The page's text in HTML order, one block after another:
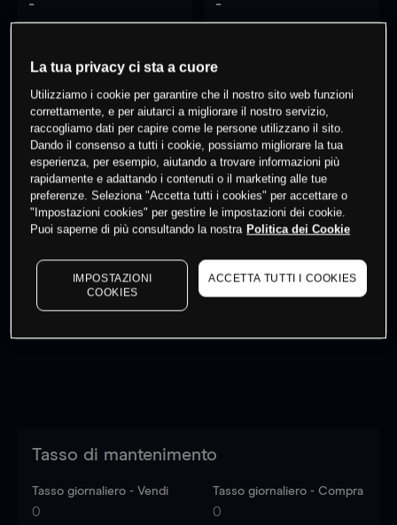
- -
% dei clienti hanno posizioni
questo prodotto
Fai trading
I prezzi sono solo indicativi. Accediper vedere gli ultimi
dati di mercato
to see latest market data
Tasso di mantenimento
Tasso giornaliero - Vendi
0
Tasso giornaliero - Compra
0
La tua privacy ci sta a cuore
Utilizziamo i cookie per garantire che il nostro sito web funzioni
correttamente, e per aiutarci a migliorare il nostro servizio,
raccogliamo dati per capire come le persone utilizzano il sito.
Dando il consenso a tutti i cookie, possiamo migliorare la tua
esperienza, per esempio, aiutando a trovare informazioni più
rapidamente e adattando i contenuti o il marketing alle tue
preferenze. Seleziona "Accetta tutti i cookies" per accettare o
"Impostazioni cookies" per gestire le impostazioni dei cookie.
Puoi saperne di più consultando la nostra Politica dei Cookie
IMPOSTAZIONI
COOKIES
ACCETTA TUTTI I COOKIES